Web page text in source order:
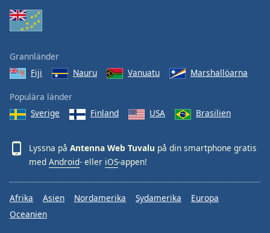
Grannländer
Fiji
Nauru Vanuatu Marshallöarna
Populära länder
Sverige
Finland USA Brasilien
Lyssna på Antenna Web Tuvalu på din smartphone gratis
med Android- eller iOS-appen!
Afrika Asien Nordamerika Sydamerika
Europa
Oceanien